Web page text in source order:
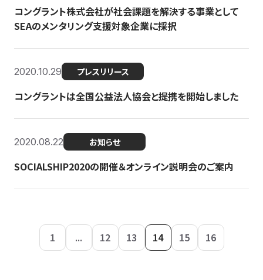
コングラント株式会社が社会課題を解決する事業として
SEAのメンタリング支援対象企業に採択
2020.10.29 プレスリリース
コングラントは全国公益法人協会と提携を開始しました
2020.08.22 お知らせ
SOCIALSHIP2020の開催＆オンライン説明会のご案内
1 ... 12 13 14 15 16